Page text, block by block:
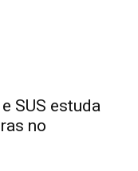
SUS estuda
no